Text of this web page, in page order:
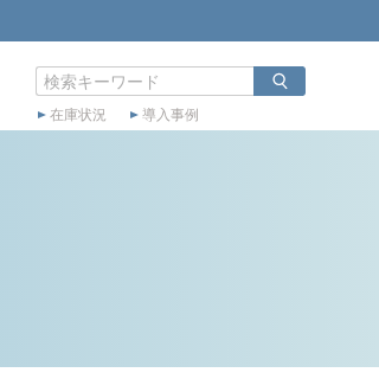
在庫状況 導入事例